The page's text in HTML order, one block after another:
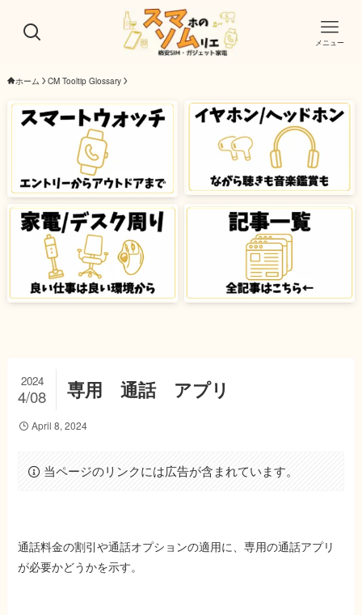
メニュー
ホーム CM Tooltip Glossary
専用 通話 アプリ
2024
4/08
April 8, 2024
当ページのリンクには広告が含まれています。
通話料金の割引や通話オプションの適用に、専用の通話アプリ
が必要かどうかを示す。